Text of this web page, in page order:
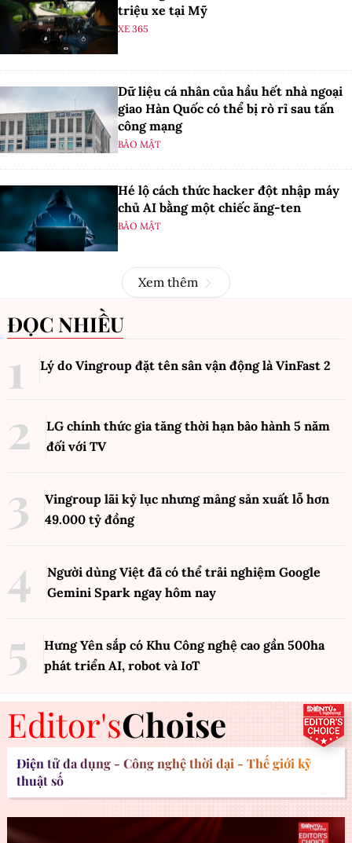
triệu xe tại Mỹ
XE 365
Dữ liệu cá nhân của hầu hết nhà ngoại
giao Hàn Quốc có thể bị rò rỉ sau tấn
công mạng
BẢO MẬT
Hé lộ cách thức hacker đột nhập máy
chủ AI bằng một chiếc ăng-ten
BẢO MẬT
Xem thêm
ĐỌC NHIỀU
Lý do Vingroup đặt tên sân vận động là VinFast 2
LG chính thức gia tăng thời hạn bảo hành 5 năm
đối với TV
Vingroup lãi kỷ lục nhưng mảng sản xuất lỗ hơn
49.000 tỷ đồng
Người dùng Việt đã có thể trải nghiệm Google
Gemini Spark ngay hôm nay
Hưng Yên sắp có Khu Công nghệ cao gần 500ha
phát triển AI, robot và IoT
Editor'sChoise
Điện tử đa dụng - Công nghệ thời đại - Thế giới kỹ
thuật số